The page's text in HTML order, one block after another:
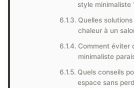
style minimaliste
Quelles
chaleur à un
Comment éviter
minimaliste
Quels conseils
espace sans